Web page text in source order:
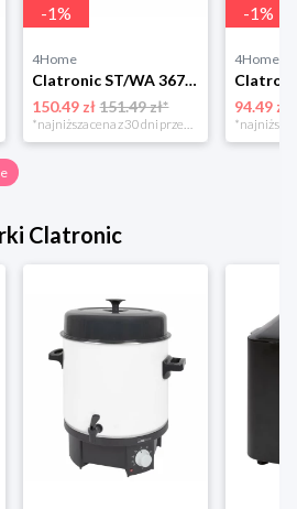
-1%
4Home
Clatronic ST/WA 3670 Opiekacz do kanapek
150.49 zł 151.49 zł*
*najniższa cena z 30 dni przed obniżką
-1%
4Home
94.49 zł
Clatronic